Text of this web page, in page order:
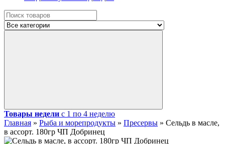
Товары недели с 1 по 4 неделю
Главная » Рыба и морепродукты » Пресервы » Сельдь в масле,
в ассорт. 180гр ЧП Добринец